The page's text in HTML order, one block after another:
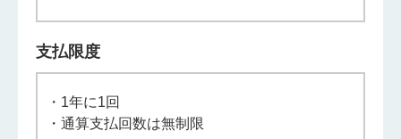
支払限度
・1年に1回
・通算支払回数は無制限